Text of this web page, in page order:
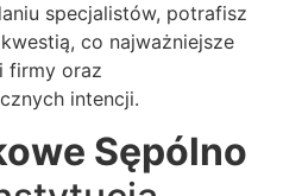
specjalistów, potrafisz
co najważniejsze
firmy oraz
intencji.
Sępólno